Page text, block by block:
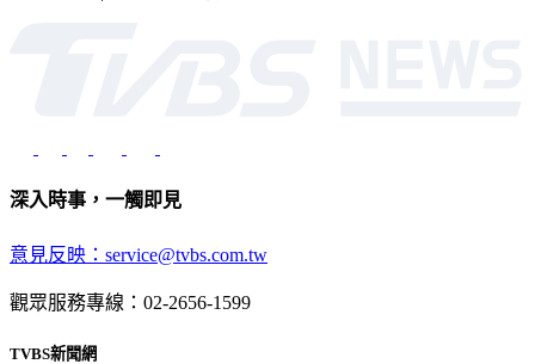
深入時事，一觸即見
意見反映：service@tvbs.com.tw
觀眾服務專線：02-2656-1599
TVBS新聞網